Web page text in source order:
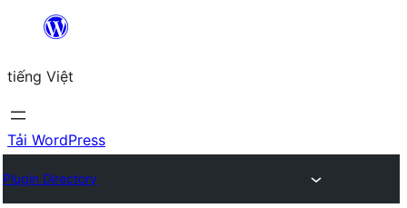
Chuyển
phần
nội
dung
tiếng Việt
Tải WordPress
Plugin Directory